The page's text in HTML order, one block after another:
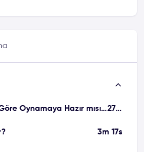
Oynamaya Hazır mısın? 27m
3m 17s